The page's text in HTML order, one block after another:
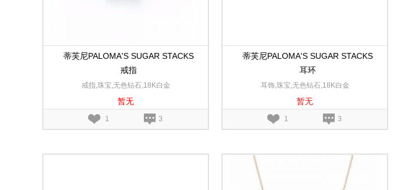
蒂芙尼PALOMA'S SUGAR STACKS
戒指
戒指,珠宝,无色钻石,18K白金
暂无
1 3
蒂芙尼PALOMA'S SUGAR STACKS
耳环
耳饰,珠宝,无色钻石,18K白金
暂无
1 3